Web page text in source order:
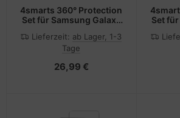
4smarts 360° Protection
Set für Samsung Galaxy
Lieferzeit: ab Lager, 1-3
Tage
26,99 €
Set